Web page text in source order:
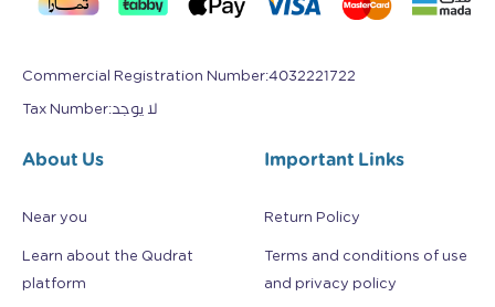
Commercial Registration Number:4032221722
Tax Number:لا يوجد
About Us
Near you
Learn about the Qudrat
platform
Important Links
Return Policy
Terms and conditions of use
and privacy policy